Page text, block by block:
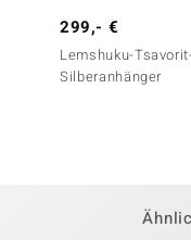
299,- €
Lemshuku-
Silberanhänger